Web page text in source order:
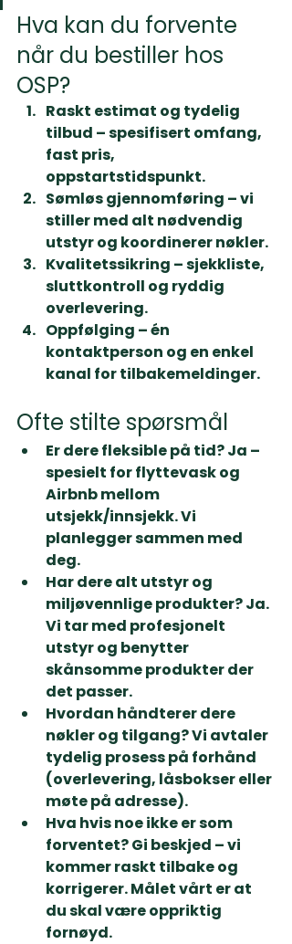
Hva kan du forvente
når du bestiller hos
OSP?
Raskt estimat og tydelig
tilbud – spesifisert omfang,
fast pris,
oppstartstidspunkt.
Sømløs gjennomføring – vi
stiller med alt nødvendig
utstyr og koordinerer nøkler.
Kvalitetssikring – sjekkliste,
sluttkontroll og ryddig
overlevering.
Oppfølging – én
kontaktperson og en enkel
kanal for tilbakemeldinger.
Ofte stilte spørsmål
Er dere fleksible på tid? Ja –
spesielt for flyttevask og
Airbnb mellom
utsjekk/innsjekk. Vi
planlegger sammen med
deg.
Har dere alt utstyr og
miljøvennlige produkter? Ja.
Vi tar med profesjonelt
utstyr og benytter
skånsomme produkter der
det passer.
Hvordan håndterer dere
nøkler og tilgang? Vi avtaler
tydelig prosess på forhånd
(overlevering, låsbokser eller
møte på adresse).
Hva hvis noe ikke er som
forventet? Gi beskjed – vi
kommer raskt tilbake og
korrigerer. Målet vårt er at
du skal være oppriktig
fornøyd.